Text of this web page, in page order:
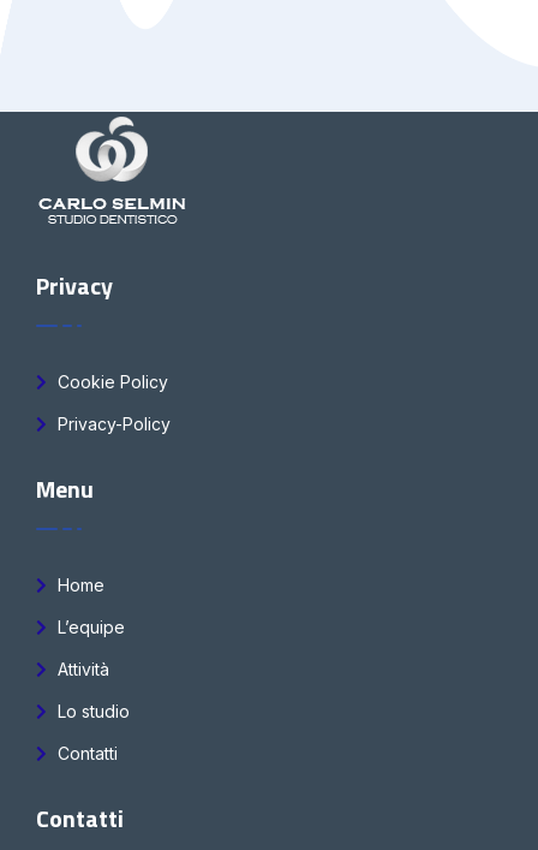
Privacy
Cookie Policy
Privacy-Policy
Menu
Home
L’equipe
Attività
Lo studio
Contatti
Contatti